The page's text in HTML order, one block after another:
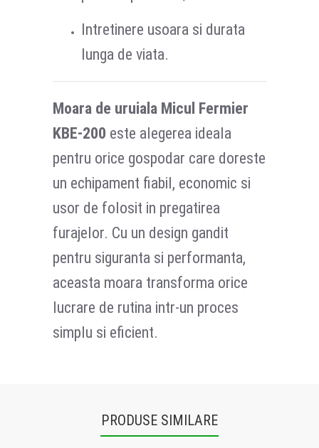
Intretinere usoara si durata
lunga de viata.
Moara de uruiala Micul Fermier
KBE-200 este alegerea ideala
pentru orice gospodar care doreste
un echipament fiabil, economic si
usor de folosit in pregatirea
furajelor. Cu un design gandit
pentru siguranta si performanta,
aceasta moara transforma orice
lucrare de rutina intr-un proces
simplu si eficient.
PRODUSE SIMILARE